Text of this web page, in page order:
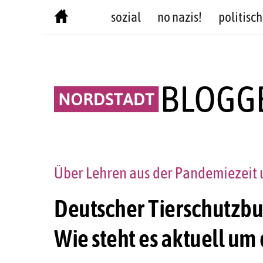
sozial no nazis! politisch
Deutscher
Wie steht es aktuell
Über Lehren aus der